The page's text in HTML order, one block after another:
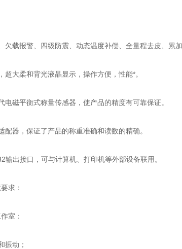
载报警、四级防震、动态温度补偿、全量程去皮、累
大柔和背光液晶显示，操作方便，性能*。
磁平衡式称量传感器，使产品的精度有可靠保证。
器，保证了产品的称重准确和读数的精确。
出接口，可与计算机、打印机等外部设备联用。
求：
室：
动；